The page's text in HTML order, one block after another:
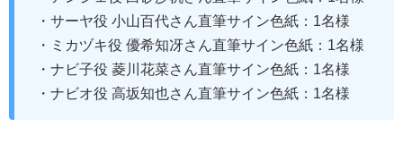
・サーヤ役 小山百代さん直筆サイン色紙：1名様
・ミカヅキ役 優希知冴さん直筆サイン色紙：1名様
・ナビ子役 菱川花菜さん直筆サイン色紙：1名様
・ナビオ役 高坂知也さん直筆サイン色紙：1名様